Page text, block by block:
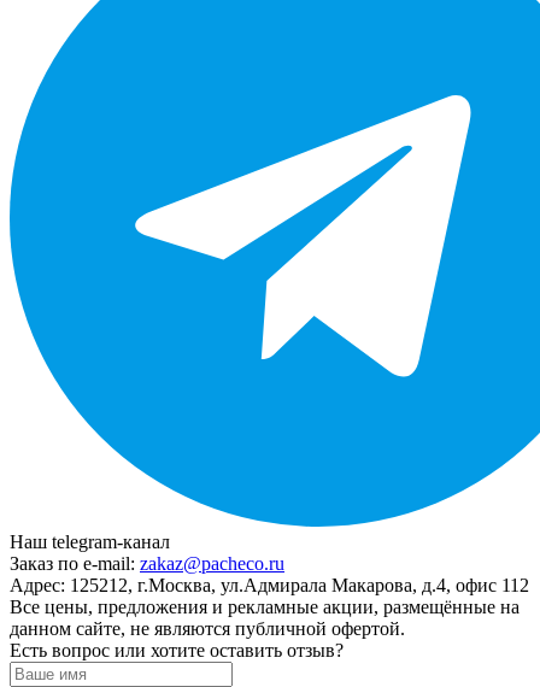
Наш telegram-канал
Заказ по e-mail: zakaz@pacheco.ru
Адрес: 125212, г.Москва, ул.Адмирала Макарова, д.4, офис 112
Все цены, предложения и рекламные акции, размещённые на
данном сайте, не являются публичной офертой.
Есть вопрос или хотите оставить отзыв?